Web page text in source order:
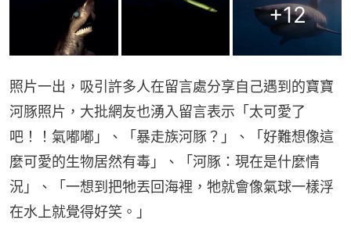
+12
照片一出，吸引許多人在留言處分享自己遇到的寶寶
河豚照片，大批網友也湧入留言表示「太可愛了
吧！！氣嘟嘟」、「暴走族河豚？」、「好難想像這
麼可愛的生物居然有毒」、「河豚：現在是什麼情
況」、「一想到把牠丟回海裡，牠就會像氣球一樣浮
在水上就覺得好笑。」